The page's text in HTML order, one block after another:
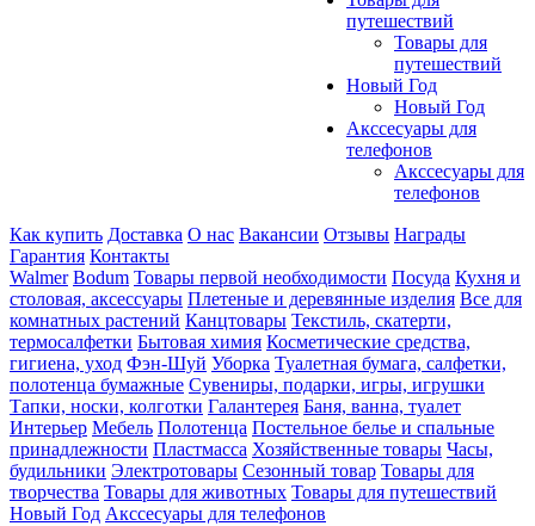
путешествий
Товары для
путешествий
Новый Год
Новый Год
Акссесуары для
телефонов
Акссесуары для
телефонов
Как купить Доставка О нас Вакансии Отзывы Награды
Гарантия Контакты
Walmer Bodum Товары первой необходимости Посуда Кухня и
столовая, аксессуары Плетеные и деревянные изделия Все для
комнатных растений Канцтовары Текстиль, скатерти,
термосалфетки Бытовая химия Косметические средства,
гигиена, уход Фэн-Шуй Уборка Туалетная бумага, салфетки,
полотенца бумажные Сувениры, подарки, игры, игрушки
Тапки, носки, колготки Галантерея Баня, ванна, туалет
Интерьер Мебель Полотенца Постельное белье и спальные
принадлежности Пластмасса Хозяйственные товары Часы,
будильники Электротовары Сезонный товар Товары для
творчества Товары для животных Товары для путешествий
Новый Год Акссесуары для телефонов